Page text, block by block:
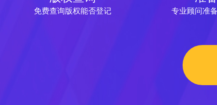
免费查询版权能否登记 专业顾问准